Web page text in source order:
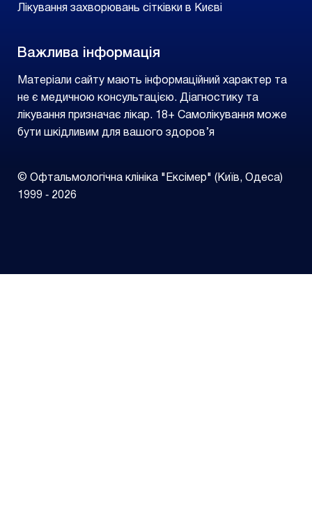
Лікування захворювань сітківки в Києві
Важлива інформація
Матеріали сайту мають інформаційний характер та
не є медичною консультацією. Діагностику та
лікування призначає лікар. 18+ Самолікування може
бути шкідливим для вашого здоров’я
© Офтальмологічна клініка "Ексімер" (Київ, Одеса)
1999 ‑ 2026